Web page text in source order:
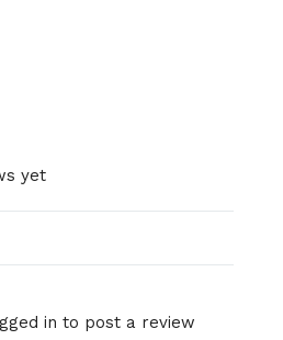
yet
in to post a review